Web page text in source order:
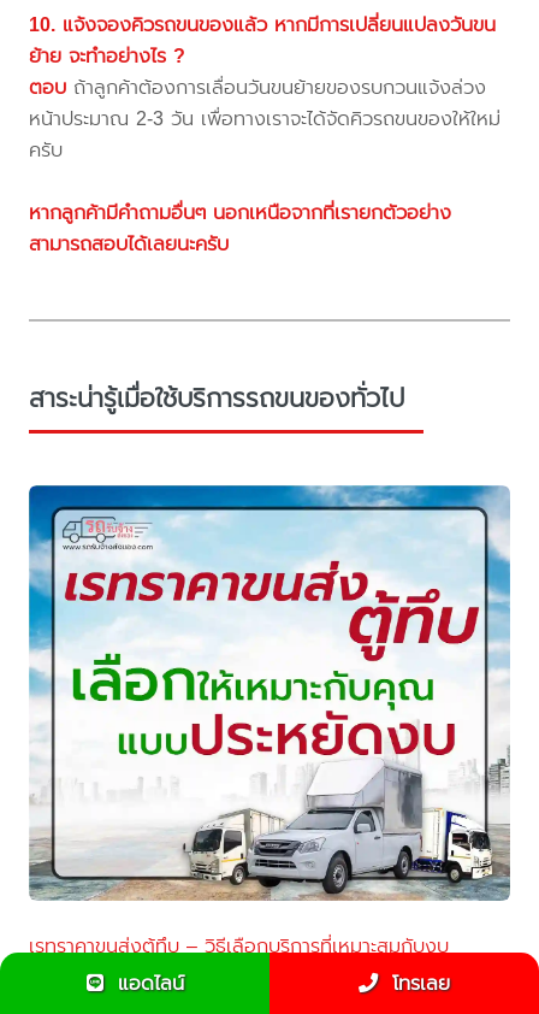
10. แจ้งจองคิวรถขนของแล้ว หากมีการเปลี่ยนแปลงวันขน
ย้าย จะทำอย่างไร ?
ตอบ ถ้าลูกค้าต้องการเลื่อนวันขนย้ายของรบกวนแจ้งล่วง
หน้าประมาณ 2-3 วัน เพื่อทางเราจะได้จัดคิวรถขนของให้ใหม่
ครับ
หากลูกค้ามีคำถามอื่นๆ นอกเหนือจากที่เรายกตัวอย่าง
สามารถสอบได้เลยนะครับ
สาระน่ารู้เมื่อใช้บริการรถขนของทั่วไป
เรทราคาขนส่งตู้ทึบ – วิธีเลือกบริการที่เหมาะสมกับงบ
ประมาณของคุณ
แอดไลน์ โทรเลย